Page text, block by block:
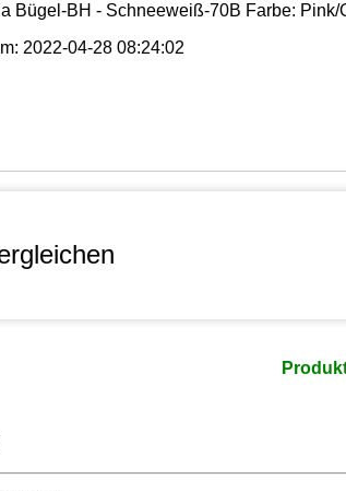
Bügel-BH - Schneeweiß-70B Farbe: Pink/
2022-04-28 08:24:02